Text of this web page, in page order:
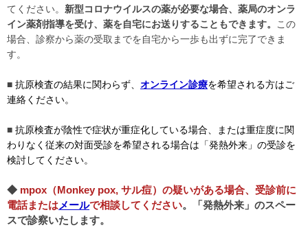
てください。 新型コロナウイルスの薬が必要な場合、薬局のオンラ
イン薬剤指導を受け、薬を自宅にお送りすることもできます。
この
場合、診察から薬の受取までを自宅から一歩も出ずに完了できま
す。
■ 抗原検査の結果に関わらず、 オンライン診療を希望される方はご
連絡ください。
■ 抗原検査が陰性で症状が重症化している場合、または重症度に関
わりなく従来の対面受診を希望される場合は「発熱外来」の受診を
検討してください。
◆ mpox（Monkey pox, サル痘）の疑いがある場合、 受診前に
電話またはメールで相談してください。「発熱外来」のスペー
スで診察いたします。